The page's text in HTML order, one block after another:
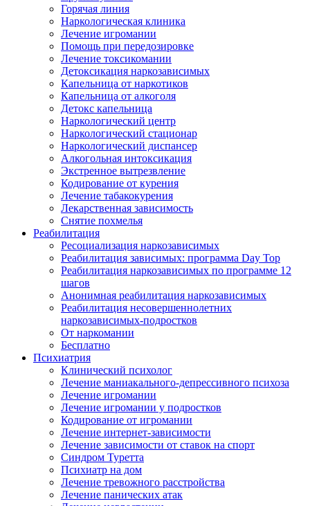
Горячая линия
Наркологическая клиника
Лечение игромании
Помощь при передозировке
Лечение токсикомании
Детоксикация наркозависимых
Капельница от наркотиков
Капельница от алкоголя
Детокс капельница
Наркологический центр
Наркологический стационар
Наркологический диспансер
Алкогольная интоксикация
Экстренное вытрезвление
Кодирование от курения
Лечение табакокурения
Лекарственная зависимость
Снятие похмелья
Реабилитация
Ресоциализация наркозависимых
Реабилитация зависимых: программа Day Top
Реабилитация наркозависимых по программе 12
шагов
Анонимная реабилитация наркозависимых
Реабилитация несовершеннолетних
наркозависимых-подростков
От наркомании
Бесплатно
Психиатрия
Клинический психолог
Лечение маниакального-депрессивного психоза
Лечение игромании
Лечение игромании у подростков
Кодирование от игромании
Лечение интернет-зависимости
Лечение зависимости от ставок на спорт
Синдром Туретта
Психиатр на дом
Лечение тревожного расстройства
Лечение панических атак